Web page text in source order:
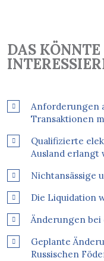
DAS
Anforderungen
Transaktionen
Qualifizierte
Ausland erlangt
Nichtansässige
Die Liquidation
Änderungen
Geplante
Russischen